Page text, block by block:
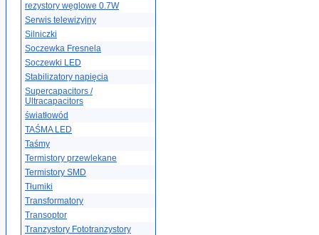
rezystory węglowe 0.7W
Serwis telewizyjny
Silniczki
Soczewka Fresnela
Soczewki LED
Stabilizatory napięcia
Supercapacitors /
Ultracapacitors
światłowód
TAŚMA LED
Taśmy
Termistory przewlekane
Termistory SMD
Tłumiki
Transformatory
Transoptor
Tranzystory Fototranzystory